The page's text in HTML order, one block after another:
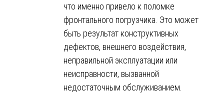
что именно привело к поломке
фронтального погрузчика. Это может
быть результат конструктивных
дефектов, внешнего воздействия,
неправильной эксплуатации или
неисправности, вызванной
недостаточным обслуживанием.